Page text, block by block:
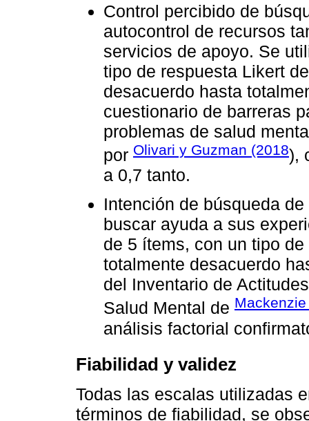
Control percibido de
autocontrol de recursos
servicios de apoyo. Se
tipo de respuesta Likert
desacuerdo hasta
cuestionario de barreras
problemas de salud
por Olivari y Guzman (2018),
a 0,7 tanto.
Intención de búsqueda
buscar ayuda a sus
de 5 ítems, con un tipo
totalmente desacuerdo
del Inventario de
Salud Mental de
análisis factorial
Fiabilidad y validez
Todas las escalas utilizadas
términos de fiabilidad, se